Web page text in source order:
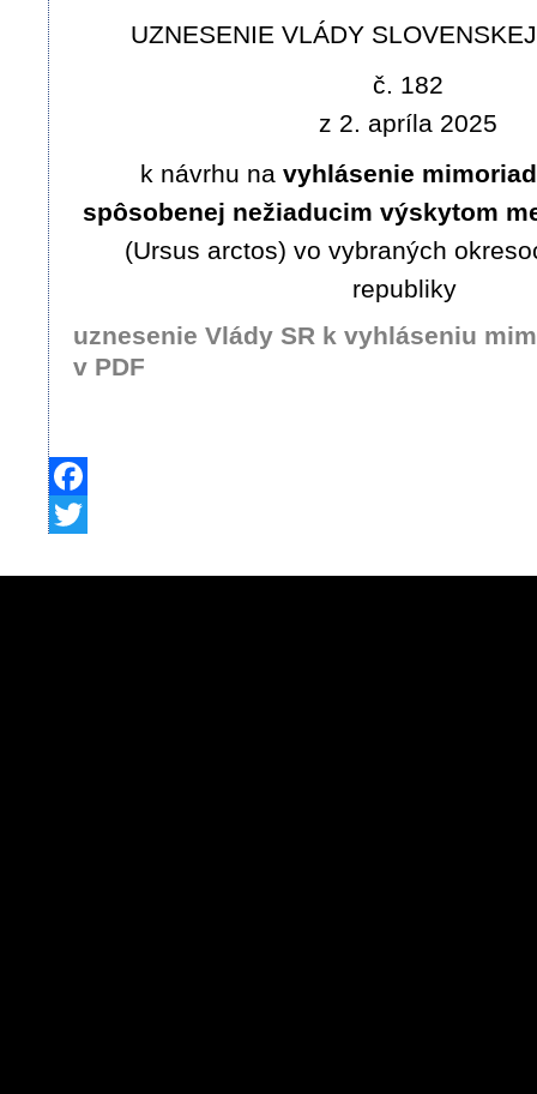
UZNESENIE VLÁDY
č. 182
z 2. apríla 2025
k návrhu na vyhlásenie
spôsobenej nežiaducim výskytom
(Ursus arctos) vo vybraných
republiky
uznesenie Vlády SR k vyhláseniu
v PDF
Facebook